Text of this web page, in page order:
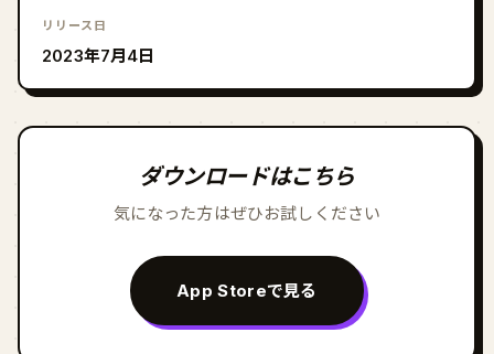
リリース日
2023年7月4日
ダウンロードはこちら
気になった方はぜひお試しください
App Storeで見る